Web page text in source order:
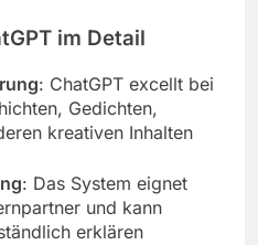
im Detail
: ChatGPT excellt bei
Gedichten,
kreativen Inhalten
: Das System eignet
und kann
erklären